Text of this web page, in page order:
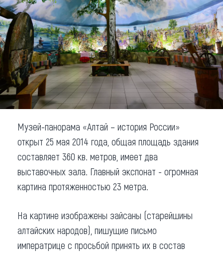
Другие рубрики
Музей-панорама «Алтай – история России»
открыт 25 мая 2014 года, общая площадь здания
составляет 360 кв. метров, имеет два
выставочных зала. Главный экспонат - огромная
картина протяженностью 23 метра.
На картине изображены зайсаны (старейшины
алтайских народов), пишущие письмо
императрице с просьбой принять их в состав